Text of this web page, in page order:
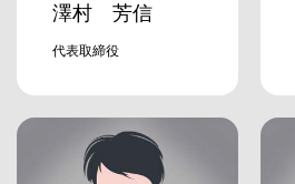
澤村 芳信
代表取締役